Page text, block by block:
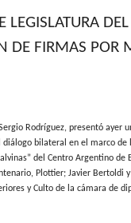
LEGISLATURA
DE FIRMAS POR
Rodríguez, presentó ayer
bilateral en el marco de
del Centro Argentino de
Plottier; Javier Bertoldi
y Culto de la cámara de